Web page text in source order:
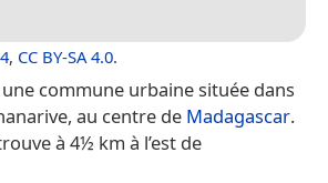
, CC BY-SA 4.0.
commune urbaine située dans
au centre de Madagascar.
à 4½ km à l’est de